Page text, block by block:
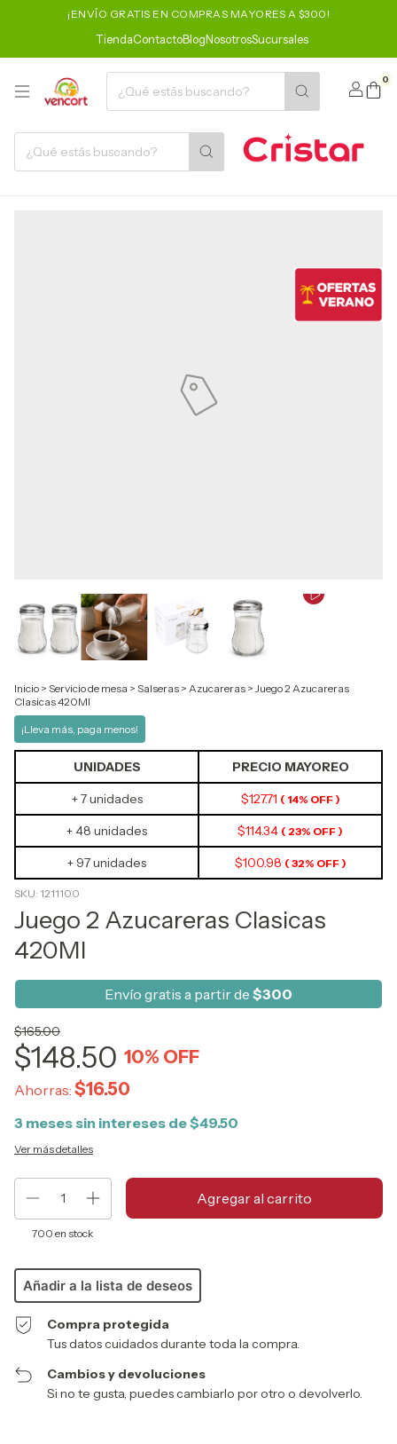
¡ENVÍO GRATIS EN COMPRAS MAYORES A $300!
TiendaContactoBlogNosotrosSucursales
0
Inicio > Servicio de mesa > Salseras > Azucareras > Juego 2 Azucareras
Clasicas 420Ml
¡Lleva más, paga menos!
PRECIO MAYOREO
UNIDADES
$127.71 ( 14% OFF )
+ 7 unidades
$114.34 ( 23% OFF )
+ 48 unidades
$100.98 ( 32% OFF )
+ 97 unidades
SKU: 1211100
Juego 2 Azucareras Clasicas
420Ml
Envío gratis a partir de $300
$165.00
$148.50 10% OFF
Ahorras: $16.50
3 meses sin intereses de$49.50
Ver más detalles
Añadir a la lista de deseos
700 en stock
Compra protegida
Tus datos cuidados durante toda la compra.
Cambios y devoluciones
Si no te gusta, puedes cambiarlo por otro o devolverlo.